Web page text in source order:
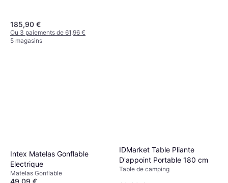
185,90 €
Ou 3 paiements de 61,96 €
5 magasins
4 magasins
Intex Matelas Gonflable
Electrique
Matelas Gonflable
49,09 €
IDMarket Table Pliante
D'appoint Portable 180 cm
Table de camping